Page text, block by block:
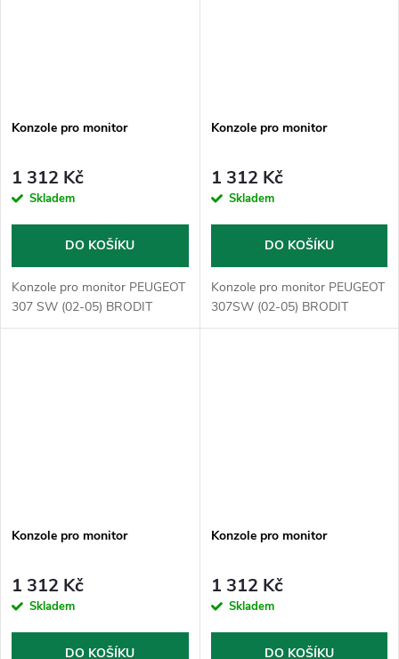
Konzole pro monitor
1 312 Kč
Skladem
DO KOŠÍKU
Konzole pro monitor PEUGEOT
307 SW (02-05) BRODIT
Konzole pro monitor
1 312 Kč
Skladem
DO KOŠÍKU
Konzole pro monitor PEUGEOT
307SW (02-05) BRODIT
Konzole pro monitor
1 312 Kč
Skladem
DO KOŠÍKU
Konzole pro monitor
1 312 Kč
Skladem
DO KOŠÍKU